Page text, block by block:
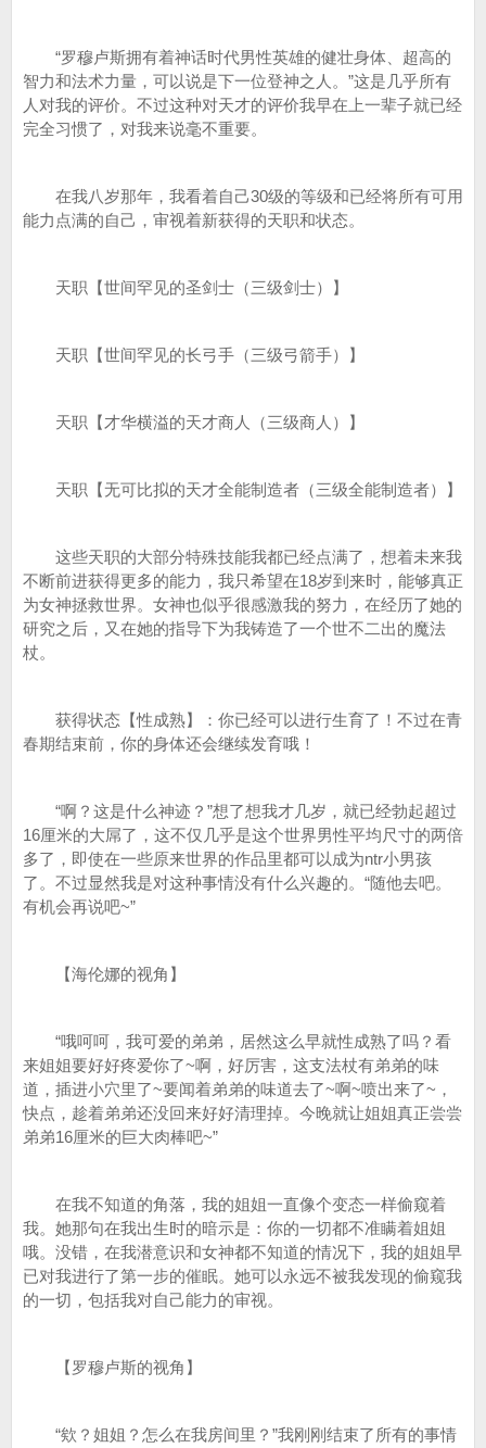
“罗穆卢斯拥有着神话时代男性英雄的健壮身体、超高的
智力和法术力量，可以说是下一位登神之人。”这是几乎所有
人对我的评价。不过这种对天才的评价我早在上一辈子就已经
完全习惯了，对我来说毫不重要。
在我八岁那年，我看着自己30级的等级和已经将所有可用
能力点满的自己，审视着新获得的天职和状态。
天职【世间罕见的圣剑士（三级剑士）】
天职【世间罕见的长弓手（三级弓箭手）】
天职【才华横溢的天才商人（三级商人）】
天职【无可比拟的天才全能制造者（三级全能制造者）】
这些天职的大部分特殊技能我都已经点满了，想着未来我
不断前进获得更多的能力，我只希望在18岁到来时，能够真正
为女神拯救世界。女神也似乎很感激我的努力，在经历了她的
研究之后，又在她的指导下为我铸造了一个世不二出的魔法
杖。
获得状态【性成熟】：你已经可以进行生育了！不过在青
春期结束前，你的身体还会继续发育哦！
“啊？这是什么神迹？”想了想我才几岁，就已经勃起超过
16厘米的大屌了，这不仅几乎是这个世界男性平均尺寸的两倍
多了，即使在一些原来世界的作品里都可以成为ntr小男孩
了。不过显然我是对这种事情没有什么兴趣的。“随他去吧。
有机会再说吧~”
【海伦娜的视角】
“哦呵呵，我可爱的弟弟，居然这么早就性成熟了吗？看
来姐姐要好好疼爱你了~啊，好厉害，这支法杖有弟弟的味
道，插进小穴里了~要闻着弟弟的味道去了~啊~喷出来了~，
快点，趁着弟弟还没回来好好清理掉。今晚就让姐姐真正尝尝
弟弟16厘米的巨大肉棒吧~”
在我不知道的角落，我的姐姐一直像个变态一样偷窥着
我。她那句在我出生时的暗示是：你的一切都不准瞒着姐姐
哦。没错，在我潜意识和女神都不知道的情况下，我的姐姐早
已对我进行了第一步的催眠。她可以永远不被我发现的偷窥我
的一切，包括我对自己能力的审视。
【罗穆卢斯的视角】
“欸？姐姐？怎么在我房间里？”我刚刚结束了所有的事情